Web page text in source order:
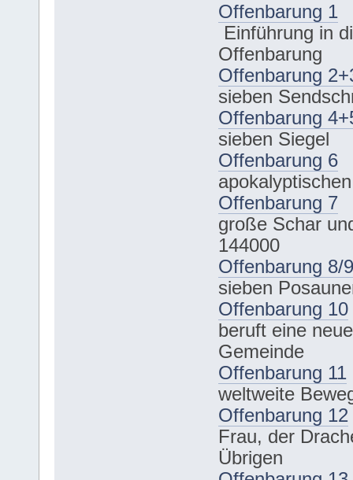
Offenbarung 1
Einführung in
Offenbarung
Offenbarung
sieben
Offenbarung
sieben Siegel
Offenbarung 6
Offenbarung 7
große Schar
144000
Offenbarung 8/9
sieben
Offenbarung 10
beruft eine neue
Gemeinde
Offenbarung 11
weltweite
Offenbarung 12
Frau, der
Übrigen